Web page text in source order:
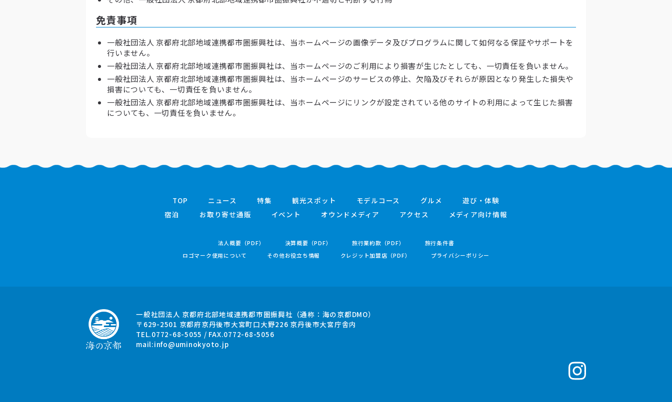
免責事項
一般社団法人 京都府北部地域連携都市圏振興社は、当ホームページの画像データ及びプログラムに関して如何なる保証やサポートを
行いません。
一般社団法人 京都府北部地域連携都市圏振興社は、当ホームページのご利用により損害が生じたとしても、一切責任を負いません。
一般社団法人 京都府北部地域連携都市圏振興社は、当ホームページのサービスの停止、欠陥及びそれらが原因となり発生した損失や
損害についても、一切責任を負いません。
一般社団法人 京都府北部地域連携都市圏振興社は、当ホームページにリンクが設定されている他のサイトの利用によって生じた損害
についても、一切責任を負いません。
TOP ニュース 特集 観光スポット モデルコース グルメ
遊び・体験
宿泊
お取り寄せ通販 イベント オウンドメディア アクセス メディア向け情報
法人概要（PDF） 決算概要（PDF） 旅行業約款（PDF）
旅行条件書
ロゴマーク使用について
その他お役立ち情報 クレジット加盟店（PDF） プライバシーポリシー
一般社団法人 京都府北部地域連携都市圏振興社 （通称：海の京都DMO）
〒629-2501 京都府京丹後市大宮町口大野226 京丹後市大宮庁舎内
TEL.0772-68-5055 / FAX.0772-68-5056
mail:info@uminokyoto.jp